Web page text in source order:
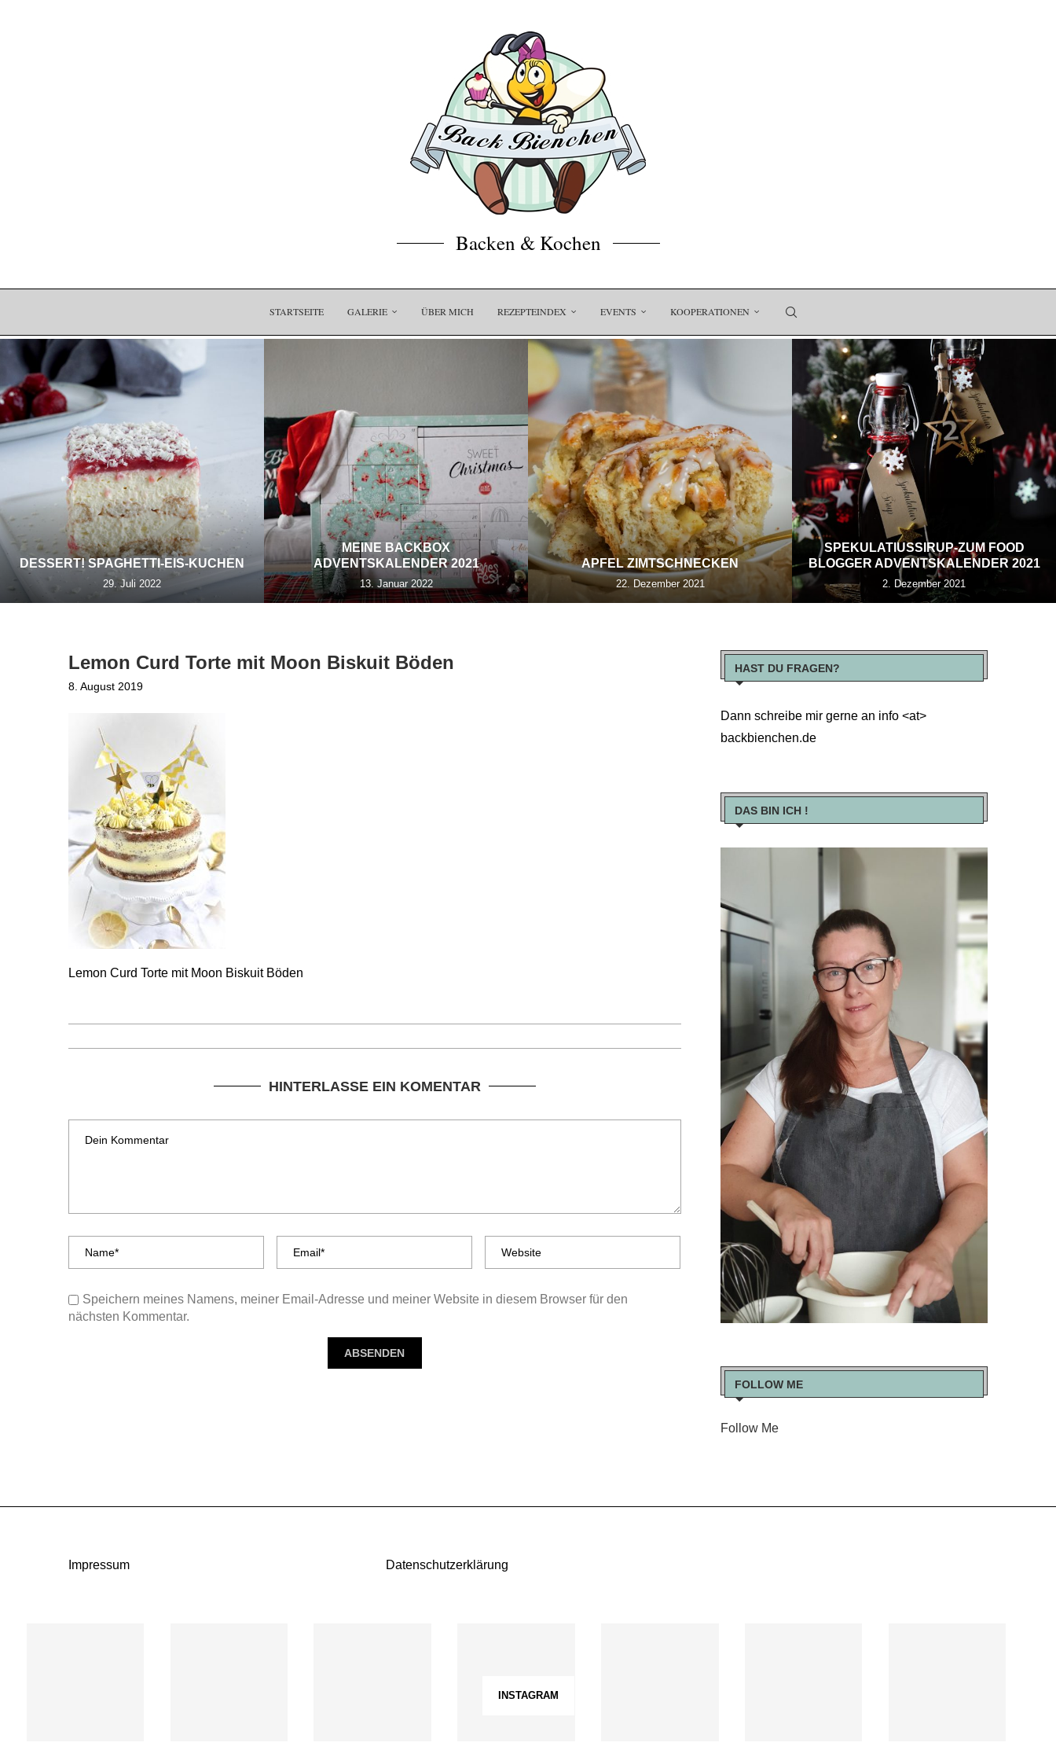
Backen & Kochen
STARTSEITE GALERIE ÜBER MICH REZEPTEINDEX EVENTS KOOPERATIONEN
DESSERT! SPAGHETTI-EIS-KUCHEN
29. Juli 2022
MEINE BACKBOX
ADVENTSKALENDER 2021
13. Januar 2022
APFEL ZIMTSCHNECKEN
22. Dezember 2021
SPEKULATIUSSIRUP-ZUM FOOD
BLOGGER ADVENTSKALENDER 2021
2. Dezember 2021
Lemon Curd Torte mit Moon Biskuit Böden
8. August 2019
Lemon Curd Torte mit Moon Biskuit Böden
HINTERLASSE EIN KOMENTAR
Speichern meines Namens, meiner Email-Adresse und meiner Website in diesem Browser für den
nächsten Kommentar.
HAST DU FRAGEN?
Dann schreibe mir gerne an info <at>
backbienchen.de
DAS BIN ICH !
FOLLOW ME
Follow Me
Impressum Datenschutzerklärung
INSTAGRAM